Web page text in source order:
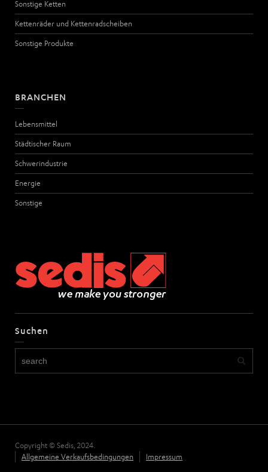
Sonstige Ketten
Kettenräder und Kettenradscheiben
Sonstige Produkte
BRANCHEN
Lebensmittel
Städtischer Raum
Schwerindustrie
Energie
Sonstige
Suchen
Copyright © Sedis, 2024.
Allgemeine Verkaufsbedingungen
Impressum